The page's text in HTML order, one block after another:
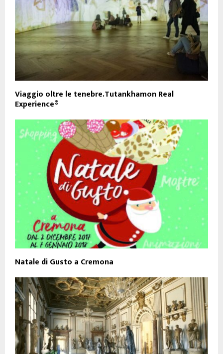
Viaggio oltre le tenebre.Tutankhamon Real
Experience®
Natale di Gusto a Cremona